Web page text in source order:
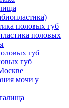
половых губ
половых
губ
губ
мочи у